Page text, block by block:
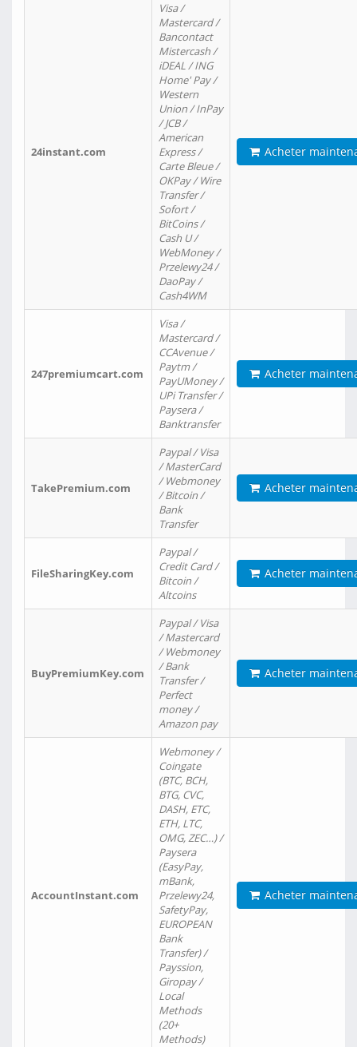
24instant.com
Visa /
Mastercard /
Bancontact
Mistercash /
iDEAL / ING
Home' Pay /
Western
Union / InPay
/ JCB /
American
Express /
Carte Bleue /
OKPay / Wire
Transfer /
Sofort /
BitCoins /
Cash U /
WebMoney /
Przelewy24 /
DaoPay /
Cash4WM
Acheter
247premiumcart.com
Visa /
Mastercard /
CCAvenue /
Paytm /
PayUMoney /
UPi Transfer /
Paysera /
Banktransfer
Acheter
TakePremium.com
Paypal / Visa
/ MasterCard
/ Webmoney
/ Bitcoin /
Bank
Transfer
Acheter
FileSharingKey.com
Paypal /
Credit Card /
Bitcoin /
Altcoins
Acheter
BuyPremiumKey.com
Paypal / Visa
/ Mastercard
/ Webmoney
/ Bank
Transfer /
Perfect
money /
Amazon pay
Acheter
AccountInstant.com
Webmoney /
Coingate
(BTC, BCH,
BTG, CVC,
DASH, ETC,
ETH, LTC,
OMG, ZEC…) /
Paysera
(EasyPay,
mBank,
Przelewy24,
SafetyPay,
EUROPEAN
Bank
Transfer) /
Payssion,
Giropay /
Local
Methods
(20+
Methods)
Acheter